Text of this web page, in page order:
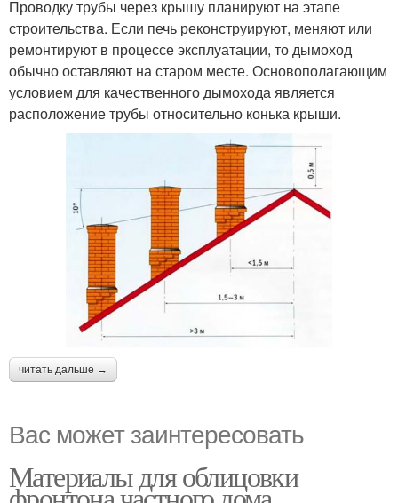
Проводку трубы через крышу планируют на этапе
строительства. Если печь реконструируют, меняют или
ремонтируют в процессе эксплуатации, то дымоход
обычно оставляют на старом месте. Основополагающим
условием для качественного дымохода является
расположение трубы относительно конька крыши.
читать дальше →
Вас может заинтересовать
Материалы для облицовки